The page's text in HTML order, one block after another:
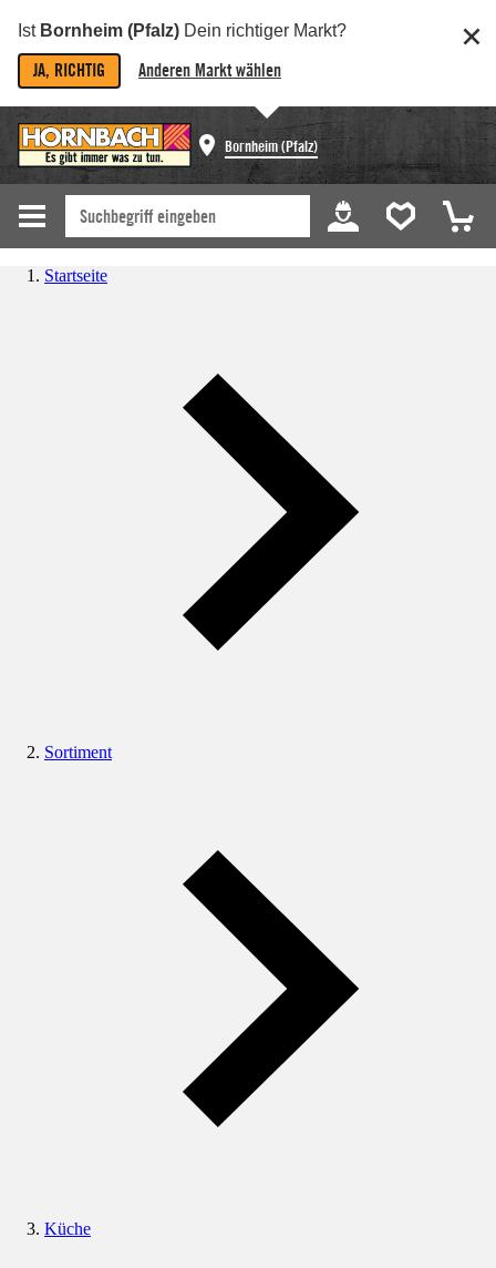
Ist Bornheim (Pfalz) Dein richtiger Markt?
JA, RICHTIG Anderen Markt wählen
Bornheim (Pfalz)
Startseite
Sortiment
Küche